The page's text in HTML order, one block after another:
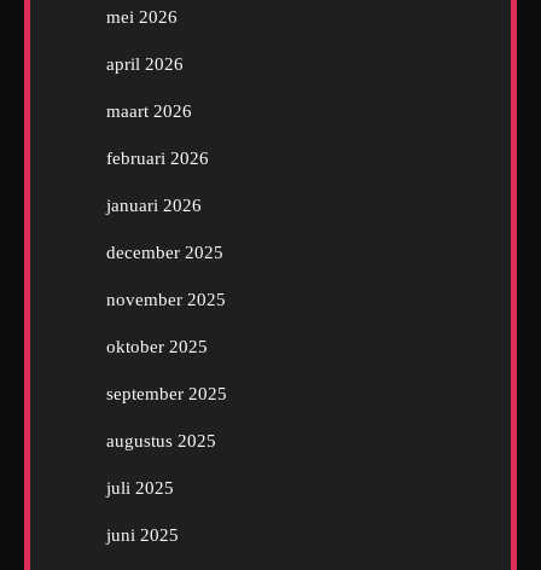
mei 2026
april 2026
maart 2026
februari 2026
januari 2026
december 2025
november 2025
oktober 2025
september 2025
augustus 2025
juli 2025
juni 2025